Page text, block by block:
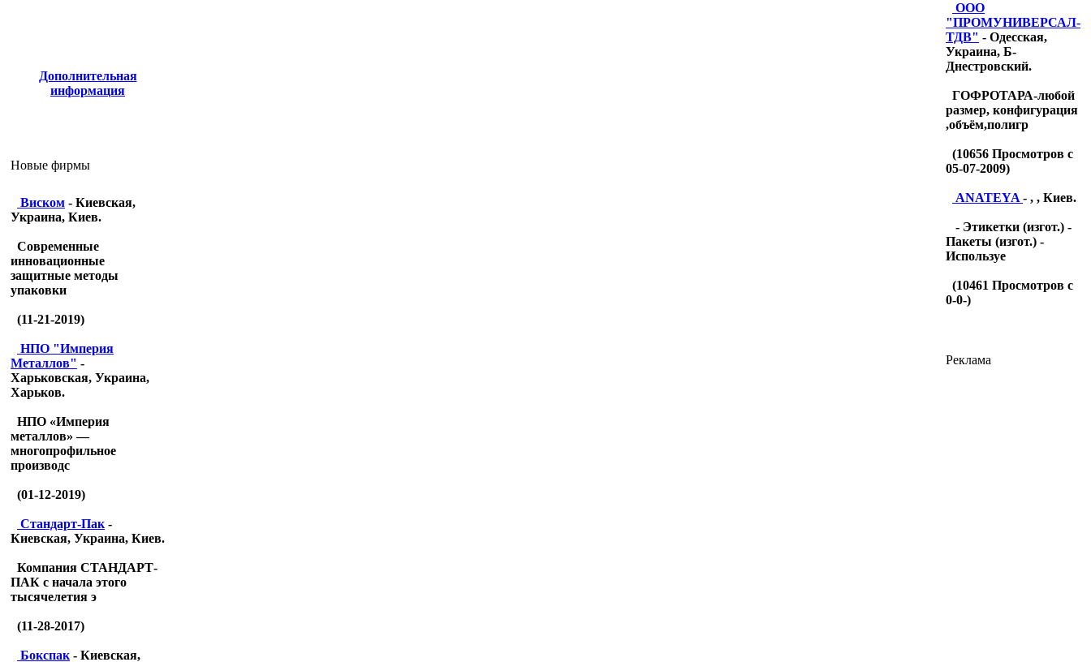
Дополнительная
информация
Новые фирмы
Виском - Киевская,
Украина, Киев.
Современные
инновационные
защитные методы
упаковки
(11-21-2019)
НПО "Империя
Металлов" -
Харьковская, Украина,
Харьков.
НПО «Империя
металлов» —
многопрофильное
производс
(01-12-2019)
Стандарт-Пак -
Киевская, Украина, Киев.
Компания СТАНДАРТ-
ПАК с начала этого
тысячелетия э
(11-28-2017)
Бокспак - Киевская,
OOO
"ПРОМУНИВЕРСАЛ-
ТДB" - Одесская,
Украина, Б-
Днестровский.
ГОФРОТАРА-любой
размер, конфигурация
,объём,полигр
(10656 Просмотров с
05-07-2009)
ANATEYA - , , Киев.
- Этикетки (изгот.) -
Пакеты (изгот.) -
Используе
(10461 Просмотров с
0-0-)
Реклама